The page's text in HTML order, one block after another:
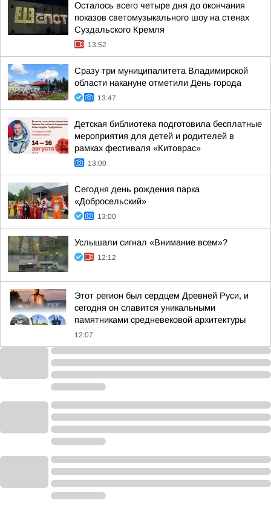
Осталось всего четыре дня до окончания
показов светомузыкального шоу на стенах
Суздальского Кремля
13:52
Сразу три муниципалитета Владимирской
области накануне отметили День города
13:47
Детская библиотека подготовила бесплатные
мероприятия для детей и родителей в
рамках фестиваля «Китоврас»
13:00
Сегодня день рождения парка
«Добросельский»
13:00
Услышали сигнал «Внимание всем»?
12:12
Этот регион был сердцем Древней Руси, и
сегодня он славится уникальными
памятниками средневековой архитектуры
12:07